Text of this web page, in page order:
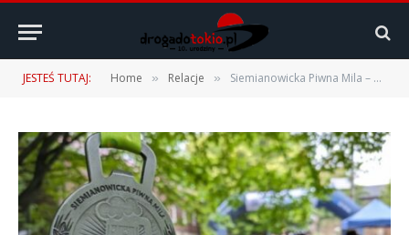
JESTEŚ TUTAJ: Home » Relacje » Siemianowicka Piwna Mila – 07.10.2023 r.